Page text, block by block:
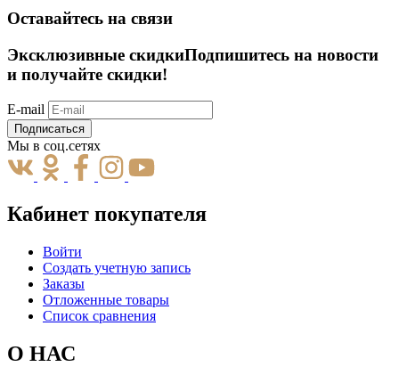
Оставайтесь на связи
Эксклюзивные скидкиПодпишитесь на новости
и получайте скидки!
E-mail
Подписаться
Мы в соц.сетях
Кабинет покупателя
Войти
Создать учетную запись
Заказы
Отложенные товары
Список сравнения
О НАС